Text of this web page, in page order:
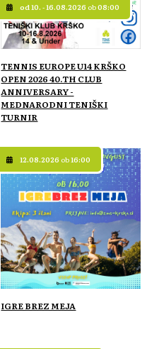
od 10. - 16.08.2026 ob08:00
TENNIS EUROPE U14 KRŠKO
OPEN 2026 40.TH CLUB
ANNIVERSARY -
MEDNARODNI TENIŠKI
TURNIR
12.08.2026 ob16:00
IGRE BREZ MEJA